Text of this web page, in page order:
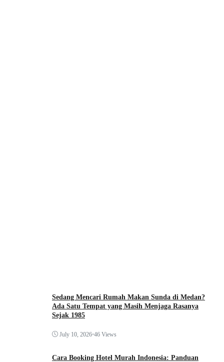
Sedang Mencari Rumah Makan Sunda di Medan?
Ada Satu Tempat yang Masih Menjaga Rasanya
Sejak 1985
July 10, 2026•46 Views
Cara Booking Hotel Murah Indonesia: Panduan